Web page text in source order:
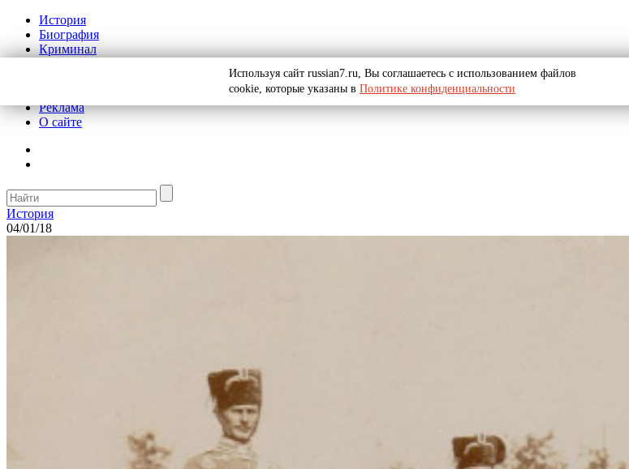
История
Биография
Криминал
Реклама
О сайте
История
04/01/18
Используя сайт russian7.ru, Вы соглашаетесь с использованием файлов
cookie, которые указаны в Политике конфиденциальности